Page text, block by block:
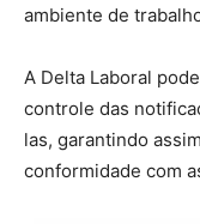
ambiente de
A Delta Laboral
controle das
las, garantindo
conformidade com